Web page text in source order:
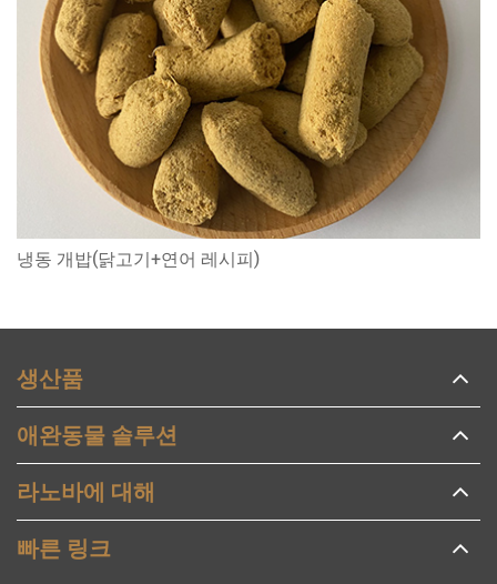
냉동 개밥(닭고기+연어 레시피)
생산품
애완동물 솔루션
라노바에 대해
빠른 링크